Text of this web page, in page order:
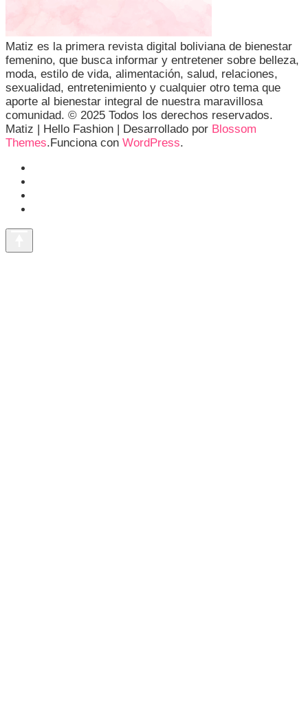
Matiz es la primera revista digital boliviana de bienestar
femenino, que busca informar y entretener sobre belleza,
moda, estilo de vida, alimentación, salud, relaciones,
sexualidad, entretenimiento y cualquier otro tema que
aporte al bienestar integral de nuestra maravillosa
comunidad. © 2025 Todos los derechos reservados.
Matiz | Hello Fashion | Desarrollado por Blossom
Themes.Funciona con WordPress.